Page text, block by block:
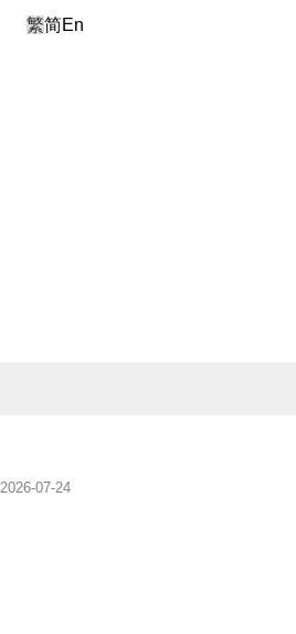
繁简En
2026-07-24